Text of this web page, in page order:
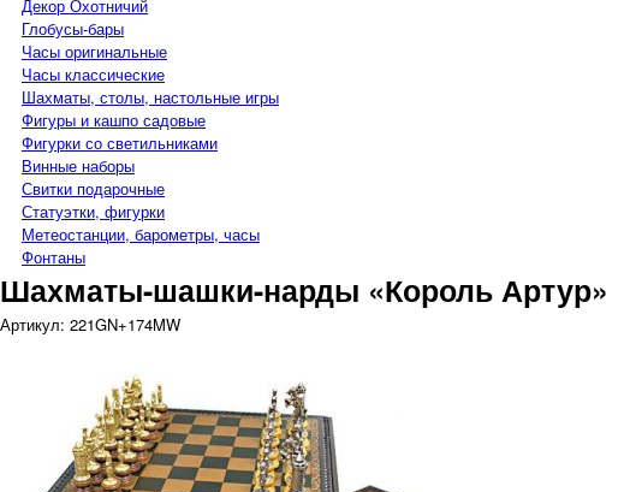
Декор Охотничий
Глобусы-бары
Часы оригинальные
Часы классические
Шахматы, столы, настольные игры
Фигуры и кашпо садовые
Фигурки со светильниками
Винные наборы
Свитки подарочные
Статуэтки, фигурки
Метеостанции, барометры, часы
Фонтаны
Шахматы-шашки-нарды «Король Артур»
Артикул: 221GN+174MW